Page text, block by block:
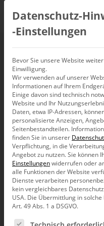
Veranstaltungen Webinar
Online-Events rund
Business Intelligence,
Datenschutz-
‑Einstellungen
Bevor Sie unsere Website
Einwilligung.
Wir verwenden auf unserer
Informationen auf Ihrem
Einige davon sind technisch
Website und Ihr
Daten, etwa IP-Adressen,
personalisierte Anzeigen,
Seitenbestandteilen.
finden Sie in unserer
Verpflichtung, in die
Angebot zu nutzen.Sie können
Einstellungenwiderrufen oder
alle Funktionen der Website
Dienste verarbeiten
kein vergleichbares
USA. Die Übermittlung in
Art. 49 Abs. 1 a DSGVO.
Es folgt eine Liste der